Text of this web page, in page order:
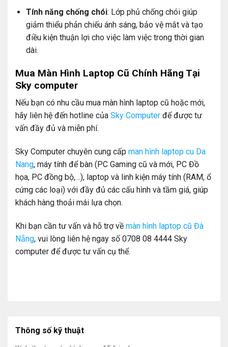
Tính năng chống chói: Lớp phủ chống chói giúp
giảm thiểu phản chiếu ánh sáng, bảo vệ mắt và tạo
điều kiện thuận lợi cho việc làm việc trong thời gian
dài.
Mua Màn Hình Laptop Cũ Chính Hãng Tại
Sky computer
Nếu bạn có nhu cầu mua màn hình laptop cũ hoặc mới,
hãy liên hệ đến hotline của Sky Computer để được tư
vấn đầy đủ và miễn phí.
Sky Computer chuyên cung cấp man hình laptop cu Da
Nang, máy tính để bàn (PC Gaming cũ và mới, PC Đồ
họa, PC đồng bộ,…), laptop và linh kiện máy tính (RAM, ổ
cứng các loại) với đầy đủ các cấu hình và tầm giá, giúp
khách hàng thoải mái lựa chọn.
Khi bạn cần tư vấn và hỗ trợ về màn hình laptop cũ Đà
Nẵng, vui lòng liên hệ ngay số 0708 08 4444 Sky
computer để được tư vấn cụ thể.
Thông số kỹ thuật